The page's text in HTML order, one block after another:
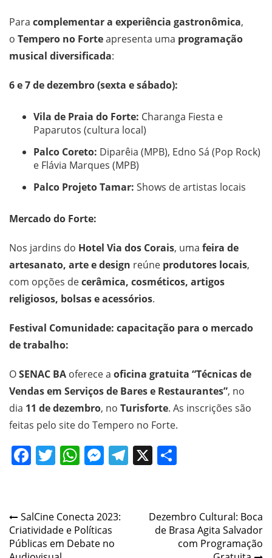
Para complementar a experiência gastronômica,
o Tempero no Forteapresenta uma programação
musical diversificada:
6 e 7 de dezembro (sexta e sábado):
Vila de Praia do Forte: Charanga Fiesta e
Paparutos (cultura local)
Palco Coreto: Diparêia (MPB), Edno Sá (Pop Rock)
e Flávia Marques (MPB)
Palco Projeto Tamar: Shows de artistas locais
Mercado do Forte:
Nos jardins do Hotel Via dos Corais, uma feira de
artesanato, arte e design reúne produtores locais,
com opções decerâmica, cosméticos, artigos
religiosos, bolsas e acessórios.
Festival Comunidade: capacitação para o mercado
de trabalho:
OSENAC BA oferece a oficina gratuita “Técnicas de
Vendas em Serviços de Bares e Restaurantes”, no
dia 11 de dezembro, no Turisforte. As inscrições são
feitas pelo site do Tempero no Forte.
Facebook
Twitter
WhatsApp
Messenger
Telegram
X
Navegação
de
SalCine Conecta 2023:
Criatividade e Políticas
Públicas em Debate no
Dezembro Cultural: Boca
de Brasa Agita Salvador
com Programação